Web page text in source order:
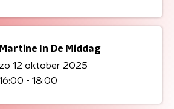
Martine In De Middag
zo 12 oktober 2025
- 18:00